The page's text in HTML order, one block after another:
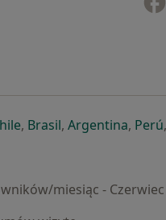
nowej karcie
się w nowej karcie
otwiera się w nowej
, Brasilotwiera się w
, Argentina, Perú,
miesiąc -